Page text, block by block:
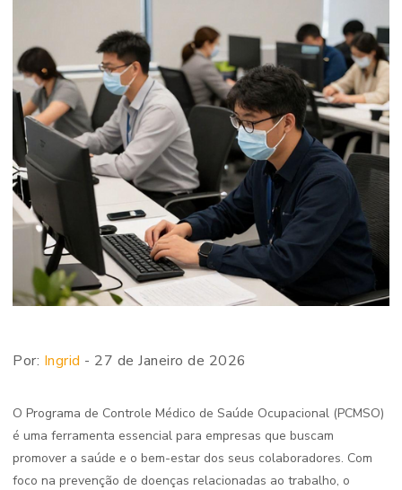
Por: Ingrid - 27 de Janeiro de 2026
O Programa de Controle Médico de Saúde Ocupacional (PCMSO)
é uma ferramenta essencial para empresas que buscam
promover a saúde e o bem-estar dos seus colaboradores. Com
foco na prevenção de doenças relacionadas ao trabalho, o